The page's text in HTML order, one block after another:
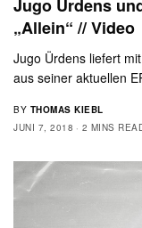
Jugo Ürdens
„Allein“ // Video
Jugo Ürdens liefert
aus seiner aktuellen
BY THOMAS KIEBL
JUNI 7, 2018
2 MINS